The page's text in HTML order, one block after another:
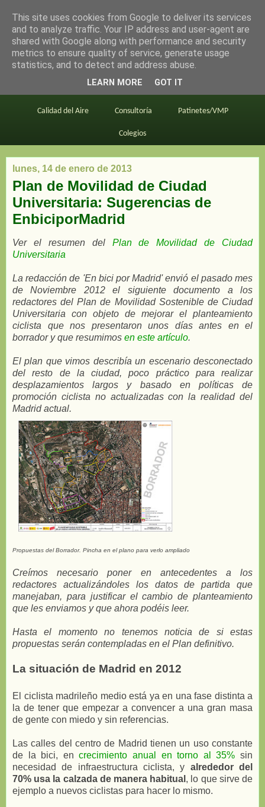
en bici por madrid
Este blog BiciMAD Primeros consejos
Calidad del Aire Consultoría Patinetes/VMP
Colegios
lunes, 14 de enero de 2013
Plan de Movilidad de Ciudad
Universitaria: Sugerencias de
EnbiciporMadrid
Ver el resumen delPlan de Movilidad de Ciudad
Universitaria
La redacción de 'En bici por Madrid' envió el pasado mes
de Noviembre 2012 el siguiente documento a los
redactores del Plan de Movilidad Sostenible de Ciudad
Universitaria con objeto de mejorar el planteamiento
ciclista que nos presentaron unos días antes en el
borrador y que resumimos en este artículo.
El plan que vimos describía un escenario desconectado
del resto de la ciudad, poco práctico para realizar
desplazamientos largos y basado en políticas de
promoción ciclista no actualizadas con la realidad del
Madrid actual.
Propuestas del Borrador. Pincha en el plano para verlo ampliado
Creímos necesario poner en antecedentes a los
redactores actualizándoles los datos de partida que
manejaban, para justificar el cambio de planteamiento
que les enviamos y que ahora podéis leer.
Hasta el momento no tenemos noticia de si estas
propuestas serán contempladas en el Plan definitivo.
La situación de Madrid en 2012
El ciclista madrileño medio está ya en una fase distinta a
la de tener que empezar a convencer a una gran masa
de gente con miedo y sin referencias.
Las calles del centro de Madrid tienen un uso constante
de la bici, encrecimiento anual en torno al 35% sin
necesidad de infraestructura ciclista, y alrededor del
70% usa la calzada de manera habitual , lo que sirve de
ejemplo a nuevos ciclistas para hacer lo mismo.
This site uses cookies from Google to deliver its services
and to analyze traffic. Your IP address and user-agent are
shared with Google along with performance and security
metrics to ensure quality of service, generate usage
statistics, and to detect and address abuse.
LEARN MORE GOT IT